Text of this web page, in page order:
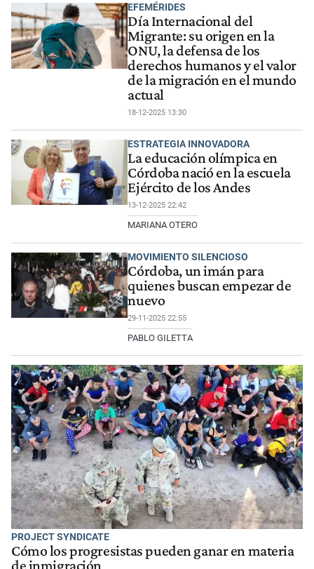
EFEMÉRIDES
Día Internacional del
Migrante: su origen en la
ONU, la defensa de los
derechos humanos y el valor
de la migración en el mundo
actual
18-12-2025 13:30
ESTRATEGIA INNOVADORA
La educación olímpica en
Córdoba nació en la escuela
Ejército de los Andes
13-12-2025 22:42
MARIANA OTERO
MOVIMIENTO SILENCIOSO
Córdoba, un imán para
quienes buscan empezar de
nuevo
29-11-2025 22:55
PABLO GILETTA
PROJECT SYNDICATE
Cómo los progresistas pueden ganar en materia